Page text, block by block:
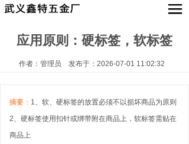
产品中心
新闻动态
关于我们
联系我们
English
应用原则：硬标签，软标签
作者：管理员 发布于：2026-07-01 11:02:32
摘要： 1、软、硬标签的放置必须不以损坏商品为原则
2、硬标签使用扣针或绑带附在商品上，软标签需贴在
商品上